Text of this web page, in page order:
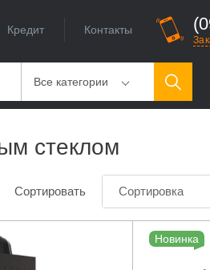
Кредит Контакты
Все категории
стеклом
Сортировать Сортировка
Новинка